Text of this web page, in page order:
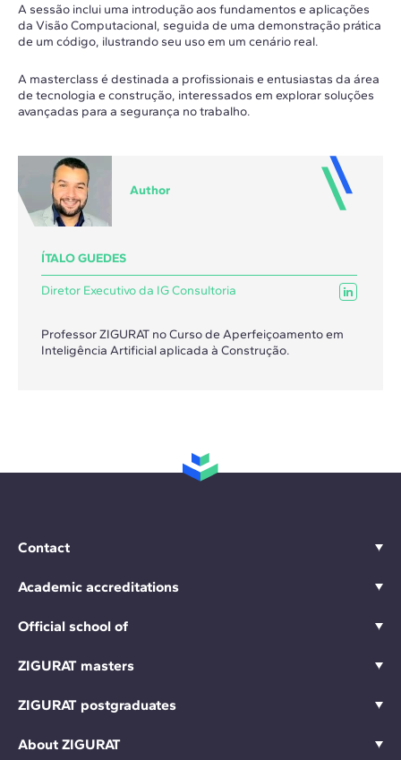
A sessão inclui uma introdução aos fundamentos e aplicações
da Visão Computacional, seguida de uma demonstração prática
de um código, ilustrando seu uso em um cenário real.
A masterclass é destinada a profissionais e entusiastas da área
de tecnologia e construção, interessados em explorar soluções
avançadas para a segurança no trabalho.
Author
ÍTALO GUEDES
Diretor Executivo da IG Consultoria
Professor ZIGURAT no Curso de Aperfeiçoamento em
Inteligência Artificial aplicada à Construção.
Contact
Academic accreditations
Official school of
ZIGURAT masters
ZIGURAT postgraduates
About ZIGURAT